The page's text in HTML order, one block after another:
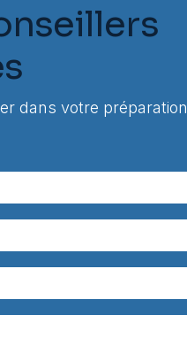
dans votre préparation